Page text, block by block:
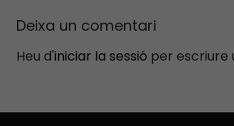
Deixa un comentari
Heu d'iniciar la sessió per escriure